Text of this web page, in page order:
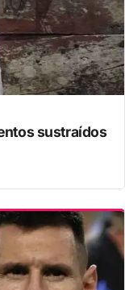
sustraídos